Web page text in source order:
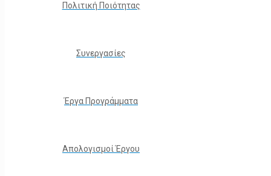
Πολιτική Ποιότητας
Συνεργασίες
Έργα Προγράμματα
Απολογισμοί Έργου